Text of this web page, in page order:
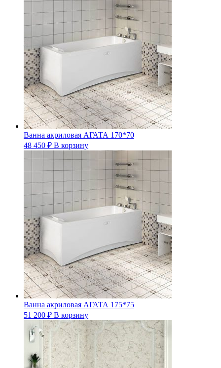
Ванна акриловая АГАТА 170*70
48 450 ₽ В корзину
Ванна акриловая АГАТА 175*75
51 200 ₽ В корзину